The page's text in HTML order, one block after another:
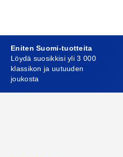
Eniten Suomi-tuotteita
Löydä suosikkisi yli 3 000
klassikon ja uutuuden
joukosta